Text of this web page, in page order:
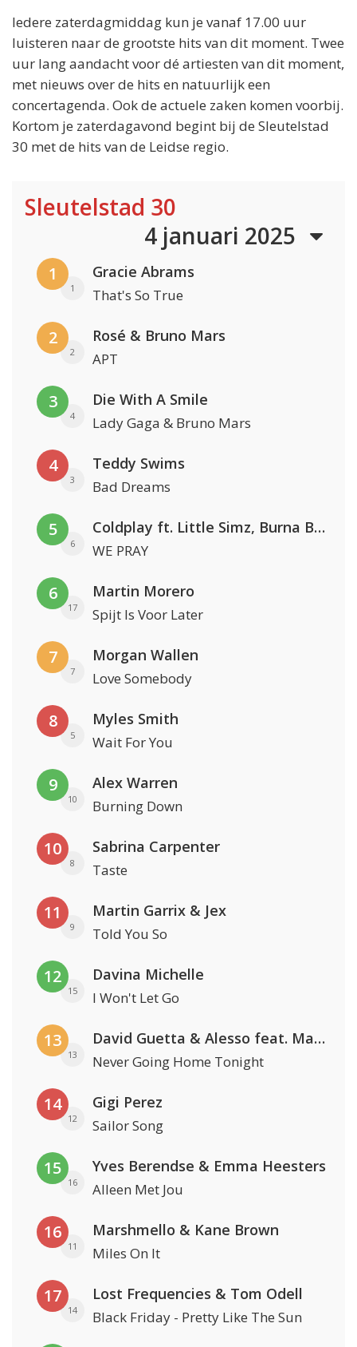
Iedere zaterdagmiddag kun je vanaf 17.00 uur
luisteren naar de grootste hits van dit moment. Twee
uur lang aandacht voor dé artiesten van dit moment,
met nieuws over de hits en natuurlijk een
concertagenda. Ook de actuele zaken komen voorbij.
Kortom je zaterdagavond begint bij de Sleutelstad
30 met de hits van de Leidse regio.
Sleutelstad 30
4 januari 2025
1
1
Gracie Abrams
That's So True
2
2
Rosé & Bruno Mars
APT
3
4
Die With A Smile
Lady Gaga & Bruno Mars
4
3
Teddy Swims
Bad Dreams
5
6
Coldplay ft. Little Simz, Burna Boy, Elyanna & Tini
WE PRAY
6
17
Martin Morero
Spijt Is Voor Later
7
7
Morgan Wallen
Love Somebody
8
5
Myles Smith
Wait For You
9
10
Alex Warren
Burning Down
10
8
Sabrina Carpenter
Taste
11
9
Martin Garrix & Jex
Told You So
12
15
Davina Michelle
I Won't Let Go
13
13
David Guetta & Alesso feat. Madison Love
Never Going Home Tonight
14
12
Gigi Perez
Sailor Song
15
16
Yves Berendse & Emma Heesters
Alleen Met Jou
16
11
Marshmello & Kane Brown
Miles On It
17
14
Lost Frequencies & Tom Odell
Black Friday - Pretty Like The Sun